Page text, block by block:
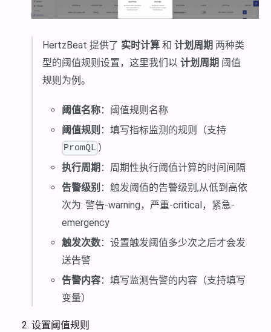
HertzBeat 提供了 实时计算 和 计划周期 两种类
型的阈值规则设置，这里我们以 计划周期 阈值
规则为例。
阈值名称：阈值规则名称
阈值规则 ：填写指标监测的规则（支持
PromQL ）
执行周期 ：周期性执行阈值计算的时间间隔
告警级别 ：触发阈值的告警级别,从低到高依
次为: 警告-warning，严重-critical，紧急-
emergency
触发次数：设置触发阈值多少次之后才会发
送告警
告警内容：填写监测告警的内容（支持填写
变量）
设置阈值规则